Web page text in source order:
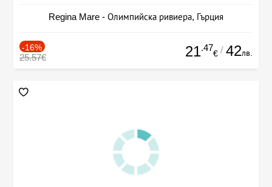
Regina Mare - Олимпийска ривиера, Гърция
-16%
25.57€ 21.47
€ / 42лв.